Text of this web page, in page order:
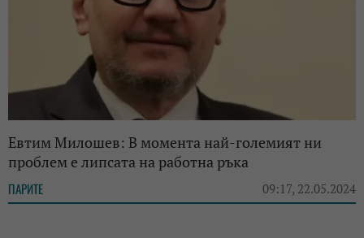
Евтим Милошев: В момента най-големият ни
проблем е липсата на работна ръка
ПАРИТЕ 09:17, 22.05.2024